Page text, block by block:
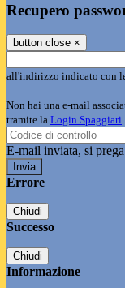
Recupero
button close ×
all'indirizzo indicato con
Non hai una e-mail
tramite la Login Spaggiari
E-mail inviata, si
Errore
Chiudi
Successo
Chiudi
Informazione